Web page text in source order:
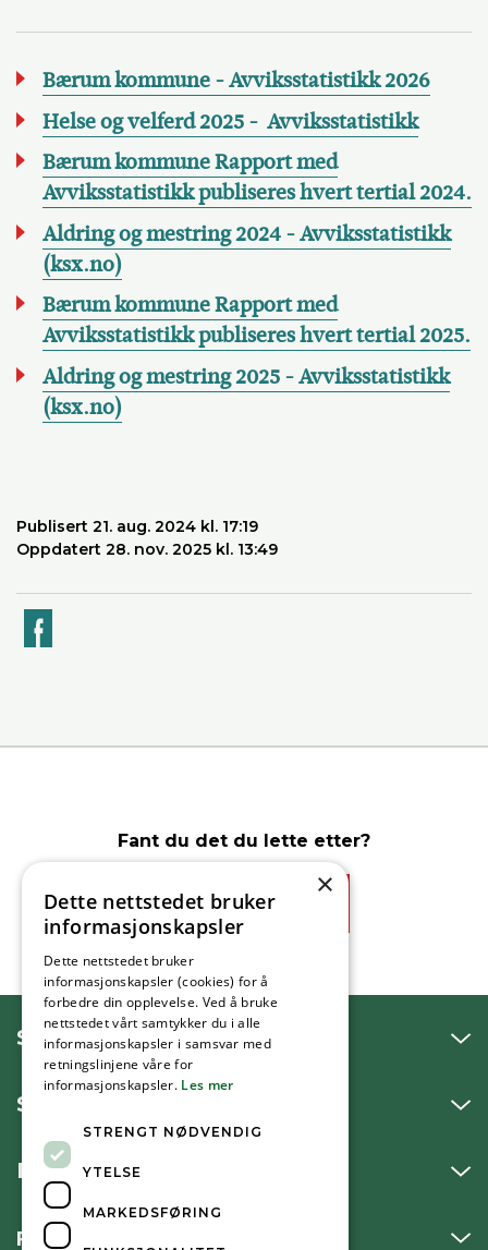
Bærum kommune - Avviksstatistikk 2026
Helse og velferd 2025 - Avviksstatistikk
Bærum kommune Rapport med
Avviksstatistikk publiseres hvert tertial 2024.
Aldring og mestring 2024 - Avviksstatistikk
(ksx.no)
Bærum kommune Rapport med
Avviksstatistikk publiseres hvert tertial 2025.
Aldring og mestring 2025 - Avviksstatistikk
(ksx.no)
Publisert 21. aug. 2024 kl. 17:19
Oppdatert 28. nov. 2025 kl. 13:49
Fant du det du lette etter?
Ja
SNAKK MED OSS
SKRIV TIL OSS
BESØK OSS
FØLG OSS
×
Dette nettstedet bruker
informasjonskapsler
Dette nettstedet bruker
informasjonskapsler (cookies) for å
forbedre din opplevelse. Ved å bruke
nettstedet vårt samtykker du i alle
informasjonskapsler i samsvar med
retningslinjene våre for
informasjonskapsler. Les mer
STRENGT NØDVENDIG
YTELSE
MARKEDSFØRING